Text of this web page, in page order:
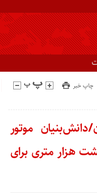
چاپ خبر
دانش‌بنیان موتور
هزار متری برای